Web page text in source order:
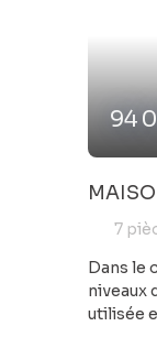
94
THEZE
7
Dans le
niveaux
utilisée